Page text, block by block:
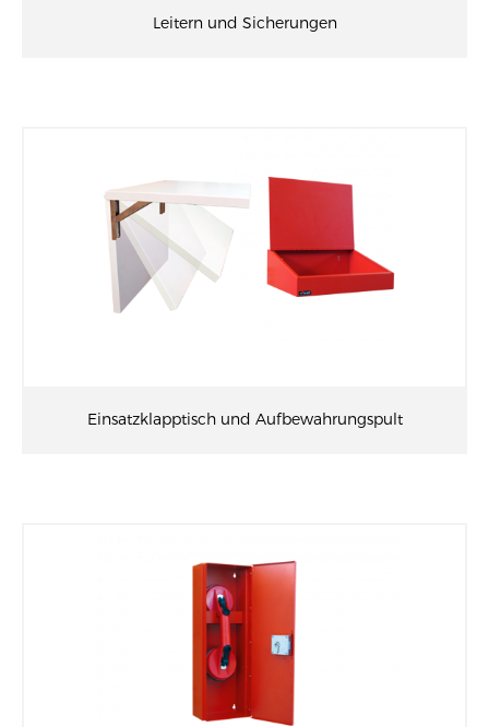
Leitern und Sicherungen
Einsatzklapptisch und Aufbewahrungspult